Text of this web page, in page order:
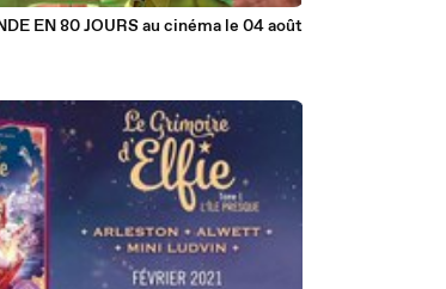
EN 80 JOURS au cinéma le 04 août